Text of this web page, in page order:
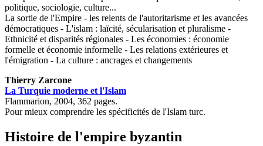
politique, sociologie, culture...
La sortie de l'Empire - les relents de l'autoritarisme et les avancées
démocratiques - L'islam : laïcité, sécularisation et pluralisme -
Ethnicité et disparités régionales - Les économies : économie
formelle et économie informelle - Les relations extérieures et
l'émigration - La culture : ancrages et changements
Thierry Zarcone
La Turquie moderne et l'Islam
Flammarion, 2004, 362 pages.
Pour mieux comprendre les spécificités de l'Islam turc.
Histoire de l'empire byzantin